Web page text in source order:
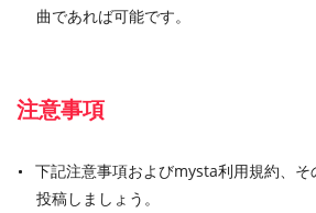
曲であれば可能です。
注意事項
下記注意事項およびmysta利用規約、そ
投稿しましょう。